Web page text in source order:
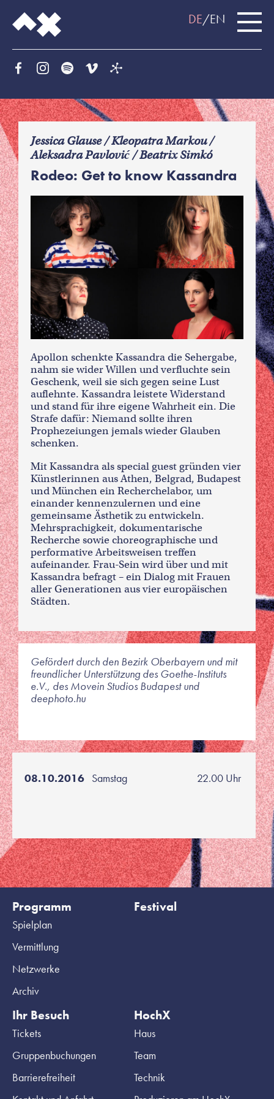
DE EN
f
Jessica Glause / Kleopatra Markou /
Aleksadra Pavlović / Beatrix Simkó
Rodeo: Get to know Kassandra
Apollon schenkte Kassandra die Sehergabe,
nahm sie wider Willen und verfluchte sein
Geschenk, weil sie sich gegen seine Lust
auflehnte. Kassandra leistete Widerstand
und stand für ihre eigene Wahrheit ein. Die
Strafe dafür: Niemand sollte ihren
Prophezeiungen jemals wieder Glauben
schenken.
Mit Kassandra als special guest gründen vier
Künstlerinnen aus Athen, Belgrad, Budapest
und München ein Recherchelabor, um
einander kennenzulernen und eine
gemeinsame Ästhetik zu entwickeln.
Mehrsprachigkeit, dokumentarische
Recherche sowie choreographische und
performative Arbeitsweisen treffen
aufeinander. Frau-Sein wird über und mit
Kassandra befragt – ein Dialog mit Frauen
aller Generationen aus vier europäischen
Städten.
Gefördert durch den Bezirk Oberbayern und mit
freundlicher Unterstützung des Goethe-Instituts
e.V., des Movein Studios Budapest und
deephoto.hu
08.10.2016 Samstag 22.00 Uhr
Programm
Spielplan
Vermittlung
Netzwerke
Archiv
Festival
Ihr Besuch
Tickets
Gruppenbuchungen
Barrierefreiheit
HochX
Haus
Team
Technik